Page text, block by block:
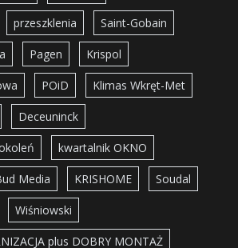
przeszklenia Saint-Gobain
Pagen Krispol
POiD Klimas Wkręt-Met
Deceuninck
kwartalnik OKNO
Media KRISHOME Soudal
Wiśniowski
plus DOBRY MONTAŻ